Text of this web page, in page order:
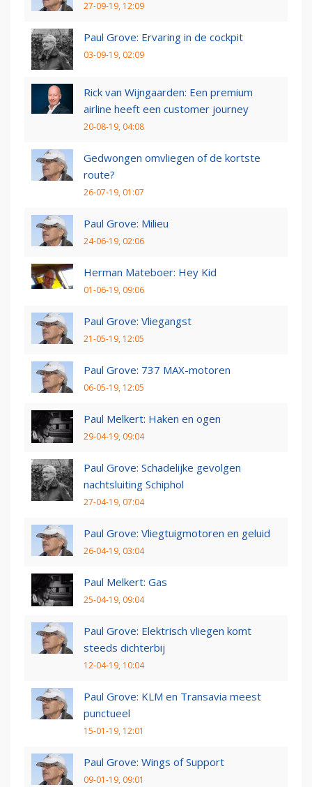
27-09-19, 12:09
Paul Grove: Ervaring in de cockpit
03-09-19, 02:09
Rick van Wijngaarden: Een premium
airline heeft een customer journey
20-08-19, 04:08
Gedwongen omvliegen of de kortste
route?
26-07-19, 01:07
Paul Grove: Milieu
24-06-19, 02:06
Herman Mateboer: Hey Kid
01-06-19, 09:06
Paul Grove: Vliegangst
21-05-19, 12:05
Paul Grove: 737 MAX-motoren
06-05-19, 12:05
Paul Melkert: Haken en ogen
29-04-19, 09:04
Paul Grove: Schadelijke gevolgen
nachtsluiting Schiphol
27-04-19, 07:04
Paul Grove: Vliegtuigmotoren en geluid
26-04-19, 03:04
Paul Melkert: Gas
25-04-19, 09:04
Paul Grove: Elektrisch vliegen komt
steeds dichterbij
12-04-19, 10:04
Paul Grove: KLM en Transavia meest
punctueel
15-01-19, 12:01
Paul Grove: Wings of Support
09-01-19, 09:01